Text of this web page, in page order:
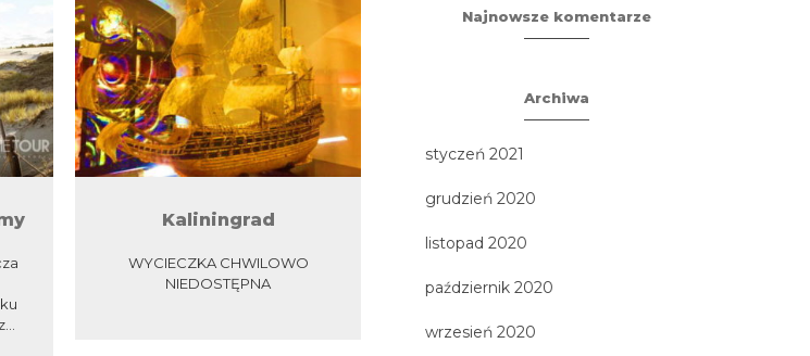
Kaliningrad
WYCIECZKA CHWILOWO
NIEDOSTĘPNA
Wolności
Droga do Wolności w Gdańsku to
od wybuchu wojny na...
Najnowsze komentarze
Archiwa
styczeń 2021
grudzień 2020
listopad 2020
październik 2020
wrzesień 2020